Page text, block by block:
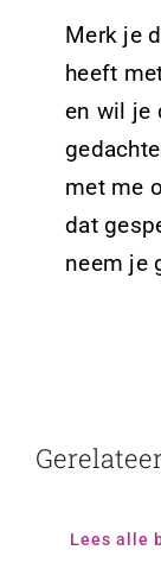
Merk je
heeft
en wil je
met me
dat
neem je
Lees alle